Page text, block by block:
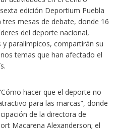
edición Deportium Puebla
tres mesas de debate, donde 16
del deporte nacional,
paralímpicos, compartirán su
temas que han afectado el
hacer que el deporte no
para las marcas”, donde
de la directora de
Macarena Alexanderson; el